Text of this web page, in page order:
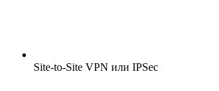
Site-to-Site VPN или IPSec